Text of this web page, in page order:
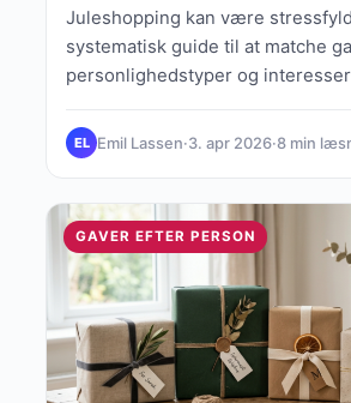
Juleshopping kan være
systematisk guide til at matche
personlighedstyper og
EL Emil Lassen·3. apr 2026·8 min
GAVER EFTER PERSON